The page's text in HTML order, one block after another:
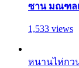
ซาน มณฑลเ
1,533 views
หนานไห่กว